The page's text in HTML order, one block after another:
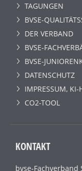
TAGUNGEN
BVSE-
DER VERBAND
BVSE-
BVSE-
DATENSCHUTZ
IMPRESSUM, KI-
CO2-TOOL
KONTAKT
bvse-Fachverband